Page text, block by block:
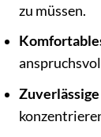
zu müssen.